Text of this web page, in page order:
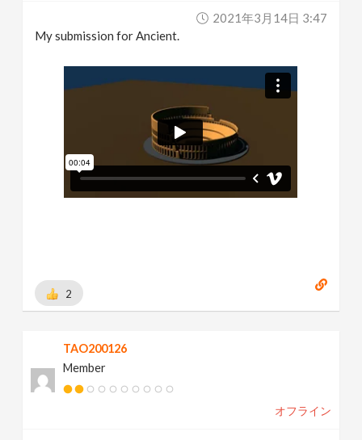
2021年3月14日 3:47
My submission for Ancient.
2
TAO200126
Member
オフライン